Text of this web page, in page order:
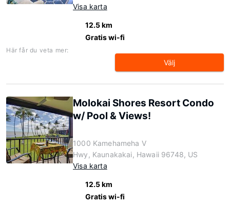
Visa karta
12.5 km
Gratis wi-fi
Här får du veta mer:
Välj
Molokai Shores Resort Condo
w/ Pool & Views!
1000 Kamehameha V
Hwy, Kaunakakai, Hawaii 96748, US
Visa karta
12.5 km
Gratis wi-fi